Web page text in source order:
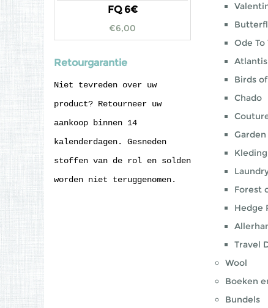
FQ 6€
€6,00
Retourgarantie
Niet tevreden over uw
product? Retourneer uw
aankoop binnen 14
kalenderdagen. Gesneden
stoffen van de rol en solden
worden niet teruggenomen.
Ode To
Atlantis
Birds
Chado
Garden
Kleding
Forest
Hedge
Travel
Wool
Boeken
Bundels